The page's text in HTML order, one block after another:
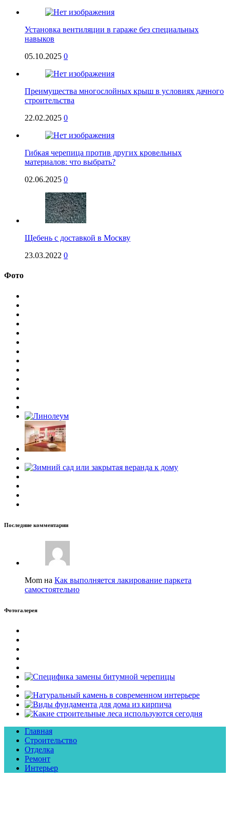
Установка вентиляции в гараже без специальных
навыков
05.10.2025 0
Преимущества многослойных крыш в условиях дачного
строительства
22.02.2025 0
Гибкая черепица против других кровельных
материалов: что выбрать?
02.06.2025 0
Щебень с доставкой в Москву
23.03.2022 0
Фото
Последние комментарии
Mom на Как выполняется лакирование паркета
самостоятельно
Фотогалерея
Главная
Строительство
Отделка
Ремонт
Интерьер